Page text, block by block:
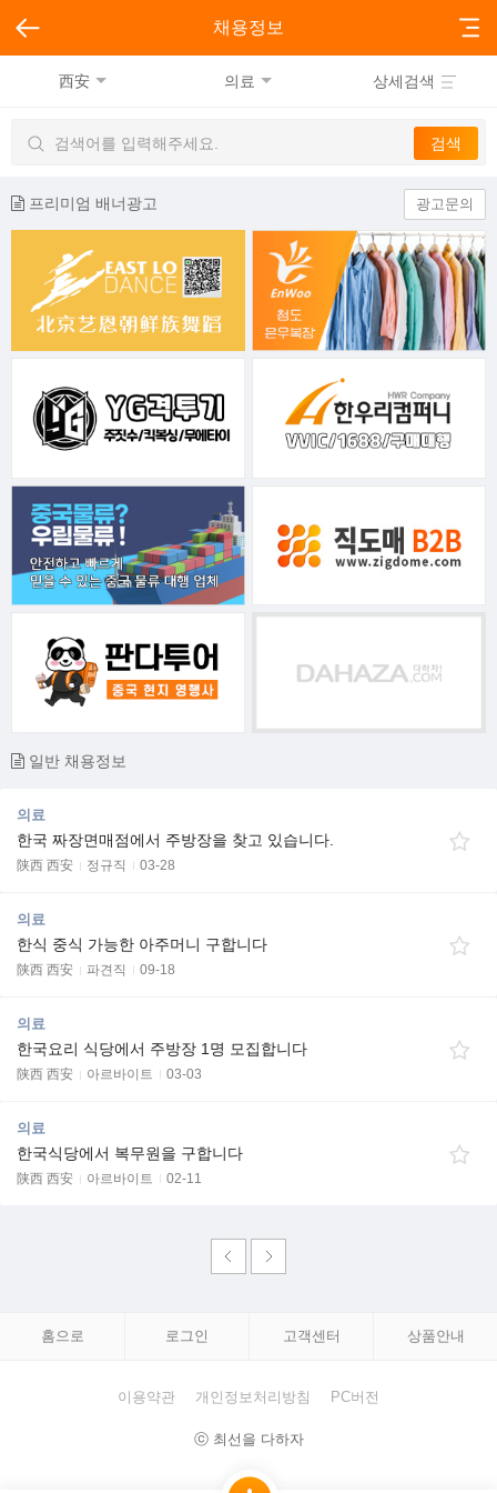
채용정보
西安 의료 상세검색
프리미엄 배너광고 광고문의
일반 채용정보
의료
한국 짜장면매점에서 주방장을 찾고 있습니다.
陕西 西安 정규직 03-28
의료
한식 중식 가능한 아주머니 구합니다
陕西 西安 파견직 09-18
의료
한국요리 식당에서 주방장 1명 모집합니다
陕西 西安 아르바이트 03-03
의료
한국식당에서 복무원을 구합니다
陕西 西安 아르바이트 02-11
홈으로 로그인 고객센터 상품안내
이용약관 개인정보처리방침 PC버전
ⓒ 최선을 다하자